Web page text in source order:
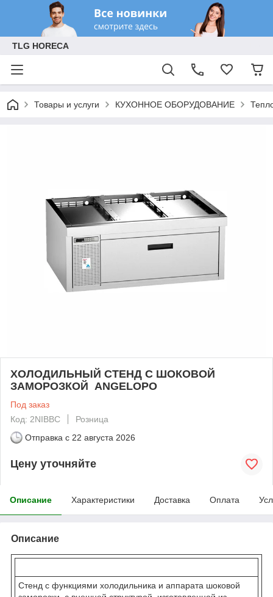
TLG HORECA
Товары и услуги КУХОННОЕ ОБОРУДОВАНИЕ
ХОЛОДИЛЬНЫЙ СТЕНД С ШОКОВОЙ
ЗАМОРОЗКОЙ ANGELOPO
Под заказ
Код: 2NIBBC
Розница
Отправка с 22 августа 2026
Цену уточняйте
Описание Характеристики Доставка Оплата
Описание
Стенд с функциями холодильника и аппарата шоковой